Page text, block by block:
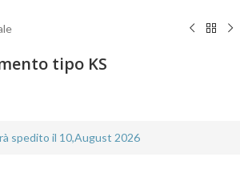
tipo KS
spedito il 10,August 2026